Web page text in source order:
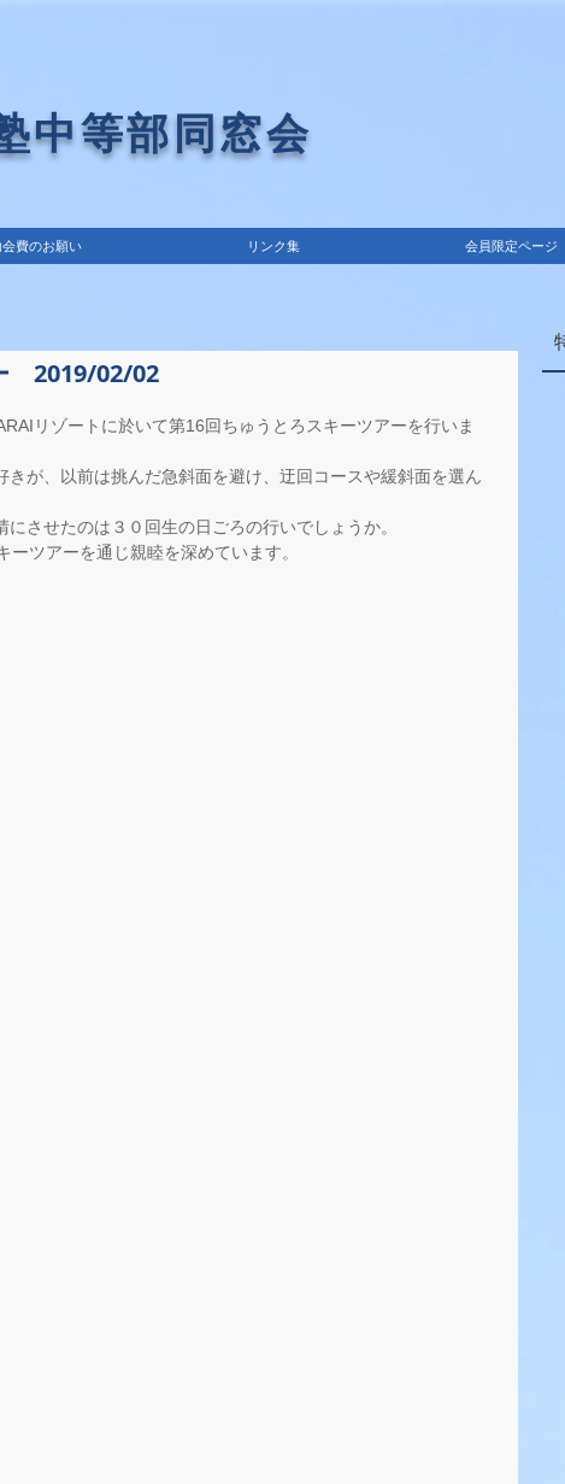
会費のお願い リンク集 会員限定ページ
中等部同窓会
2019/02/02
リゾートに於いて第16回ちゅうとろスキーツアーを行いま
が、以前は挑んだ急斜面を避け、迂回コースや緩斜面を選ん
させたのは３０回生の日ごろの行いでしょうか。
ツアーを通じ親睦を深めています。